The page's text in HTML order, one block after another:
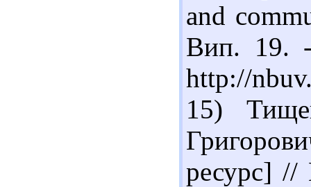
and
Вип. 19.
http://
15)
ресурс]